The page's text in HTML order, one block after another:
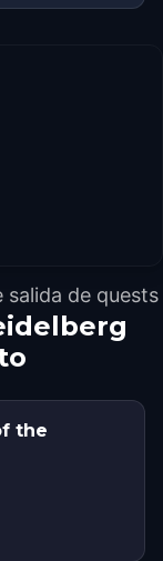
salida de quests
the